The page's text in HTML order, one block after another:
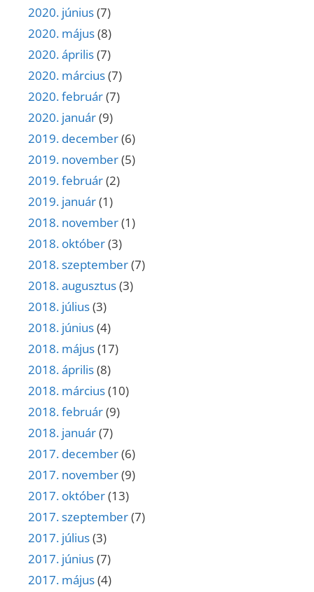
2020. június(7)
2020. május(8)
2020. április(7)
2020. március(7)
2020. február(7)
2020. január(9)
2019. december(6)
2019. november(5)
2019. február(2)
2019. január(1)
2018. november(1)
2018. október(3)
2018. szeptember(7)
2018. augusztus(3)
2018. július(3)
2018. június(4)
2018. május(17)
2018. április(8)
2018. március(10)
2018. február(9)
2018. január(7)
2017. december(6)
2017. november(9)
2017. október(13)
2017. szeptember(7)
2017. július(3)
2017. június(7)
2017. május(4)